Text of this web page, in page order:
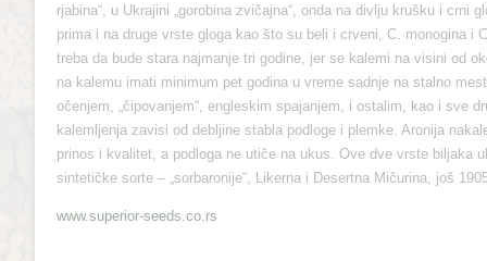
rjabina“, u Ukrajini „gorobina zvičajna“, onda na divlju krušku i crni
prima i na druge vrste gloga kao što su beli i crveni, C. monogina i
treba da bude stara najmanje tri godine, jer se kalemi na visini od
na kalemu imati minimum pet godina u vreme sadnje na stalno
očenjem, „čipovanjem“, engleskim spajanjem, i ostalim, kao i sve
kalemljenja zavisi od debljine stabla podloge i plemke. Aronija
prinos i kvalitet, a podloga ne utiče na ukus. Ove dve vrste biljaka
sintetičke sorte – „sorbaronije“, Likerna i Desertna Mičurina, još
www.superior-seeds.co.rs